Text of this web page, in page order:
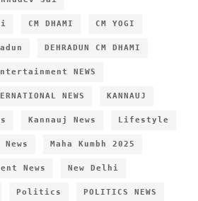
CM DHAMI CM YOGI
DEHRADUN CM DHAMI
NEWS
NEWS KANNAUJ
Kannauj News Lifestyle
News Maha Kumbh 2025
News New Delhi
Politics POLITICS NEWS